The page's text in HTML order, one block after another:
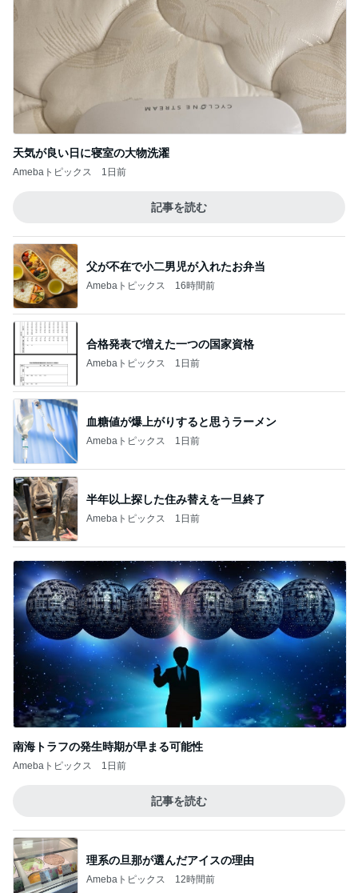
天気が良い日に寝室の大物洗濯
Amebaトピックス 1日前
記事を読む
父が不在で小二男児が入れたお弁当
Amebaトピックス 16時間前
合格発表で増えた一つの国家資格
Amebaトピックス 1日前
血糖値が爆上がりすると思うラーメン
Amebaトピックス 1日前
半年以上探した住み替えを一旦終了
Amebaトピックス 1日前
南海トラフの発生時期が早まる可能性
Amebaトピックス 1日前
記事を読む
理系の旦那が選んだアイスの理由
Amebaトピックス 12時間前